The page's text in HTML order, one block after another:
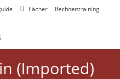
Fächer Rechnentraining
(Imported)